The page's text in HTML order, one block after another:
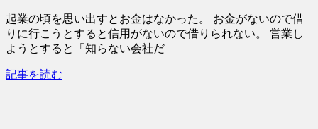
起業の頃を思い出すとお金はなかった。 お金がないので借
りに行こうとすると信用がないので借りられない。 営業し
ようとすると「知らない会社だ
記事を読む